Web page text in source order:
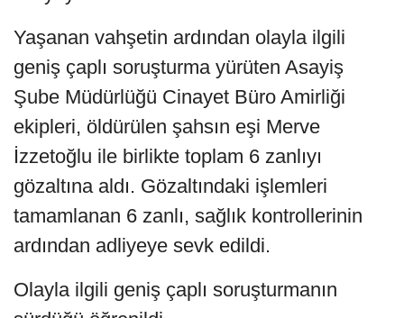
Yaşanan vahşetin ardından olayla ilgili
geniş çaplı soruşturma yürüten Asayiş
Şube Müdürlüğü Cinayet Büro Amirliği
ekipleri, öldürülen şahsın eşi Merve
İzzetoğlu ile birlikte toplam 6 zanlıyı
gözaltına aldı. Gözaltındaki işlemleri
tamamlanan 6 zanlı, sağlık kontrollerinin
ardından adliyeye sevk edildi.
Olayla ilgili geniş çaplı soruşturmanın